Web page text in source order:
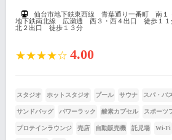
仙台市地下鉄東西線 青葉通り一番町 南１
地下鉄南北線 広瀬通 西３・西４出口 徒歩１
北２出口 徒歩１３分
★★★★☆ 4.00
スタジオ ホットスタジオ プール サウナ スパ・バ
サンドバッグ パワーラック 酸素カプセル スポーツ
プロテインラウンジ 売店 自動販売機 託児場 Wi-Fi